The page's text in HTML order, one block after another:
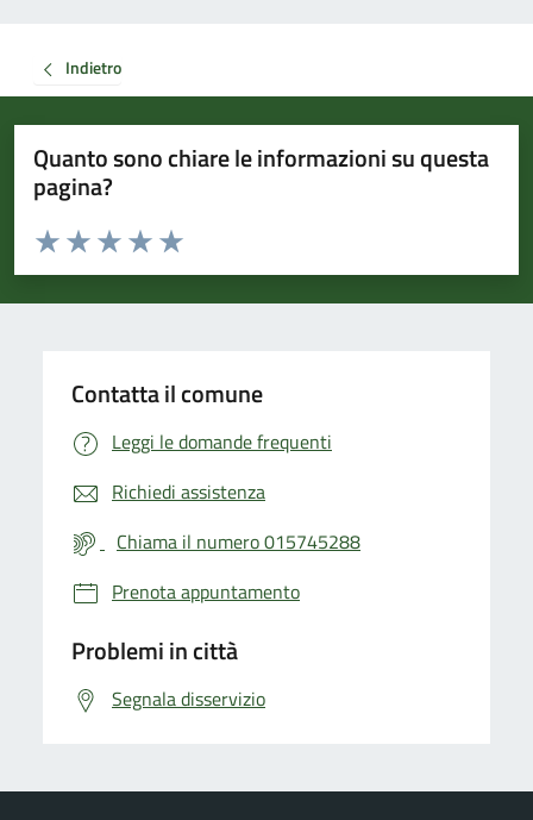
Indietro
Quanto sono chiare le informazioni su questa
pagina?
Valuta da 1 a 5 stelle la pagina
Valuta 5 stelle su 5
Valuta 4 stelle su 5
Valuta 3 stelle su 5
Valuta 2 stelle su 5
Valuta 1 stelle su 5
Contatta il comune
Leggi le domande frequenti
Richiedi assistenza
Chiama il numero 015745288
Prenota appuntamento
Problemi in città
Segnala disservizio